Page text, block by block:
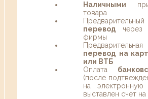
Наличными при
товара
перевод через
фирмы
перевод на
или ВТБ
Оплата
(после
на
выставлен счет на